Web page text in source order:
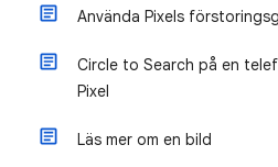
Använda Pixels
Circle to Search på en
Pixel
Läs mer om en bild